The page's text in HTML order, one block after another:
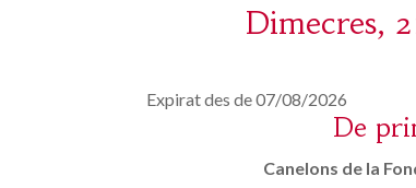
Dimecres,
Expirat des de 07/08/2026
De
Canelons de la